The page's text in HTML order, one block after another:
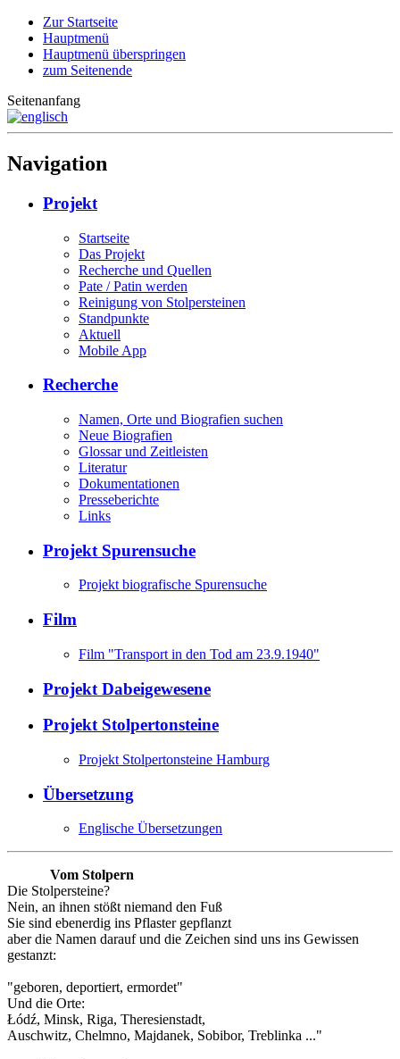
Zur Startseite
Hauptmenü
Hauptmenü überspringen
zum Seitenende
Seitenanfang
Navigation
Projekt
Startseite
Das Projekt
Recherche und Quellen
Pate / Patin werden
Reinigung von Stolpersteinen
Standpunkte
Aktuell
Mobile App
Recherche
Namen, Orte und Biografien suchen
Neue Biografien
Glossar und Zeitleisten
Literatur
Dokumentationen
Presseberichte
Links
Projekt Spurensuche
Projekt biografische Spurensuche
Film
Film "Transport in den Tod am 23.9.1940"
Projekt Dabeigewesene
Projekt Stolpertonsteine
Projekt Stolpertonsteine Hamburg
Übersetzung
Englische Übersetzungen
Vom Stolpern
Die Stolpersteine?
Nein, an ihnen stößt niemand den Fuß
Sie sind ebenerdig ins Pflaster gepflanzt
aber die Namen darauf und die Zeichen sind uns ins Gewissen
gestanzt:
"geboren, deportiert, ermordet"
Und die Orte:
Łódź, Minsk, Riga, Theresienstadt,
Auschwitz, Chelmno, Majdanek, Sobibor, Treblinka ..."